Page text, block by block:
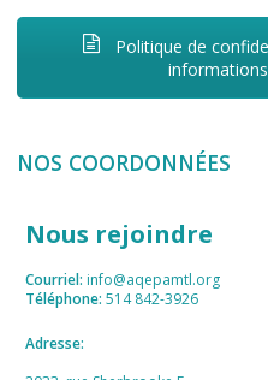
Politique de
NOS COORDONNÉES
Nous rejoindre
Courriel: info@aqepamtl.org
Téléphone: 514 842-3926
Adresse: